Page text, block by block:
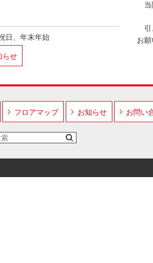
当
引
お願
日、年末年始
らせ
フロアマップ お知らせ お問い